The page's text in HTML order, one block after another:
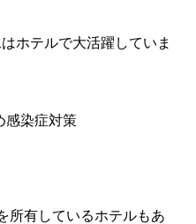
ホテルで大活躍していま
感染症対策
所有しているホテルもあ